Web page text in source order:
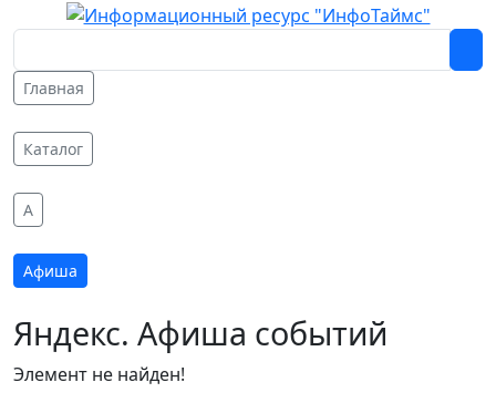
Главная
Каталог
A
Афиша
Яндекс. Афиша событий
Элемент не найден!